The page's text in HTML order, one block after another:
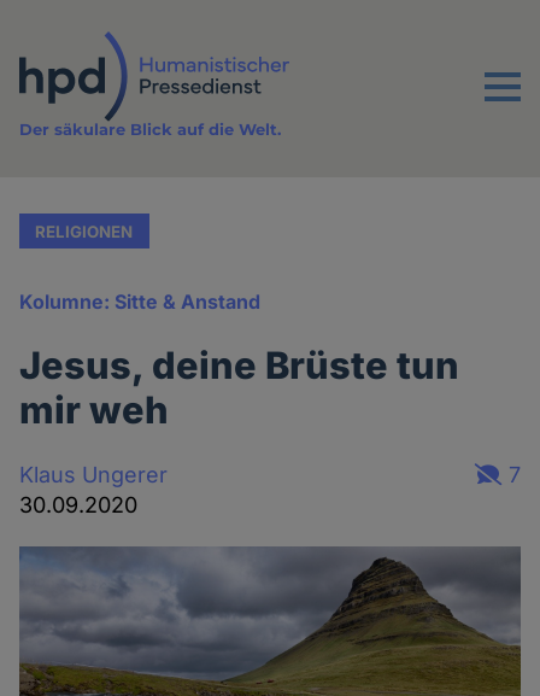
Inhalt
Menu
Der säkulare Blick auf die Welt.
RELIGIONEN
Kolumne: Sitte & Anstand
Jesus, deine Brüste tun
mir weh
Klaus Ungerer
30.09.2020
7